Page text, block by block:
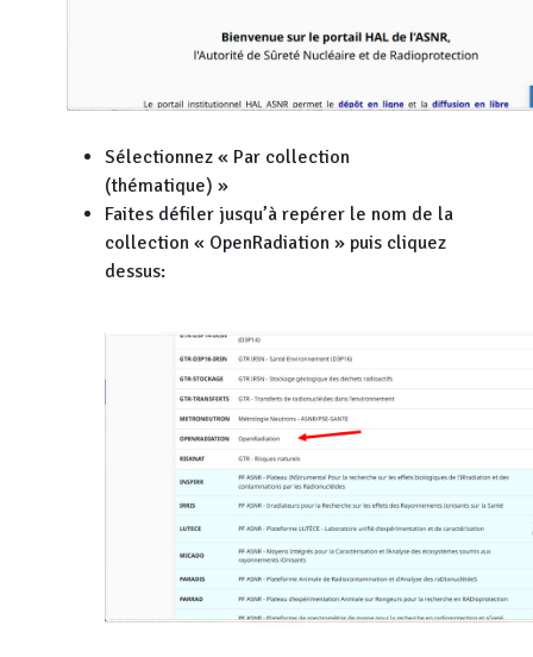
Sélectionnez « Par collection
(thématique) »
Faites défiler jusqu’à repérer le nom de la
collection « OpenRadiation » puis cliquez
dessus: